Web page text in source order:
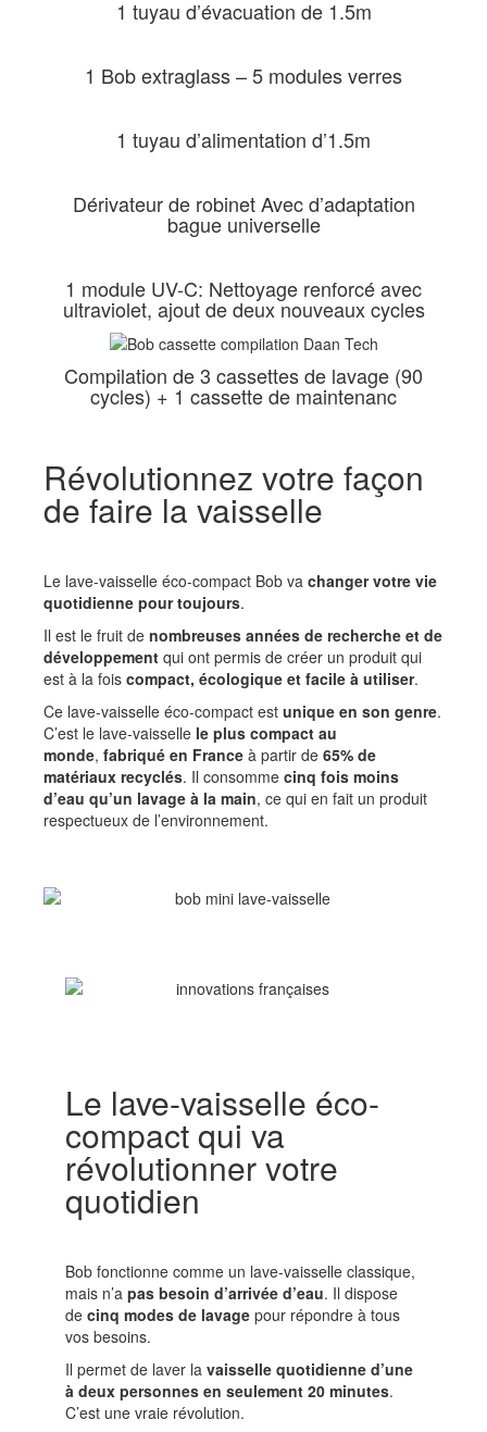
1 tuyau d’évacuation de 1.5m
1 Bob extraglass – 5 modules verres
1 tuyau d’alimentation d’1.5m
Dérivateur de robinet Avec d’adaptation
bague universelle
1 module UV-C: Nettoyage renforcé avec
ultraviolet, ajout de deux nouveaux cycles
Compilation de 3 cassettes de lavage (90
cycles) + 1 cassette de maintenanc
Révolutionnez votre façon
de faire la vaisselle
Le lave-vaisselle éco-compact Bob va changer votre vie
quotidienne pour toujours.
Il est le fruit de nombreuses années de recherche et de
développement qui ont permis de créer un produit qui
est à la fois compact, écologique et facile à utiliser.
Ce lave-vaisselle éco-compact est unique en son genre.
C’est le lave-vaisselle le plus compact au
monde, fabriqué en France à partir de 65% de
matériaux recyclés. Il consomme cinq fois moins
d’eau qu’un lavage à la main, ce qui en fait un produit
respectueux de l’environnement.
Le lave-vaisselle éco-
compact qui va
révolutionner votre
quotidien
Bob fonctionne comme un lave-vaisselle classique,
mais n’a pas besoin d’arrivée d’eau. Il dispose
de cinq modes de lavage pour répondre à tous
vos besoins.
Il permet de laver la vaisselle quotidienne d’une
à deux personnes en seulement 20 minutes.
C’est une vraie révolution.